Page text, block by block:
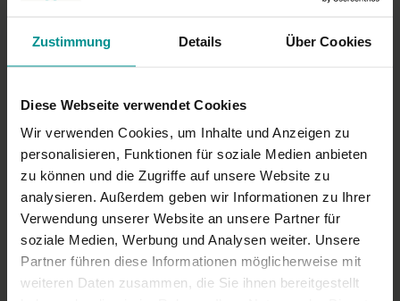
Zustimmung Details Über Cookies
Diese Webseite verwendet Cookies
Wir verwenden Cookies, um Inhalte und Anzeigen zu
personalisieren, Funktionen für soziale Medien anbieten
zu können und die Zugriffe auf unsere Website zu
analysieren. Außerdem geben wir Informationen zu Ihrer
Verwendung unserer Website an unsere Partner für
soziale Medien, Werbung und Analysen weiter. Unsere
Partner führen diese Informationen möglicherweise mit
weiteren Daten zusammen, die Sie ihnen bereitgestellt
Danke🙏🏼
0
Mehr laden
Ähnliche Videos